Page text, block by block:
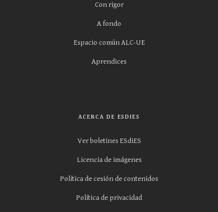
Con rigor
A fondo
Espacio común ALC-UE
Aprendices
ACERCA DE ESDIES
Ver boletines ESdiES
Licencia de imágenes
Política de cesión de contenidos
Política de privacidad